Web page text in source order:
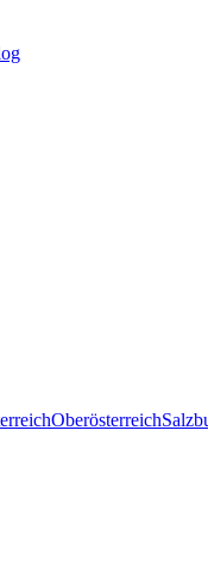
Oberösterreich